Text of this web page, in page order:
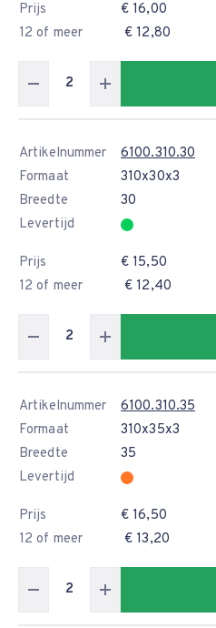
Prijs
€ 16,00
12 of meer
€ 12,80
Artikelnummer
6100.310.30
Formaat
310x30x3
Breedte
30
Levertijd
Prijs
€ 15,50
12 of meer
€ 12,40
Artikelnummer
6100.310.35
Formaat
310x35x3
Breedte
35
Levertijd
Prijs
€ 16,50
12 of meer
€ 13,20